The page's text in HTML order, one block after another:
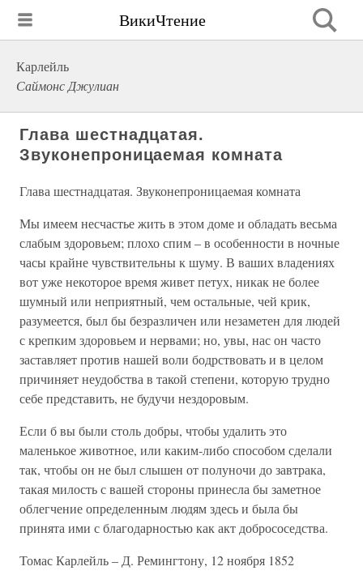
ВикиЧтение
Карлейль
Саймонс Джулиан
Глава шестнадцатая.
Звуконепроницаемая комната
Глава шестнадцатая. Звуконепроницаемая комната
Мы имеем несчастье жить в этом доме и обладать весьма
слабым здоровьем; плохо спим – в особенности в ночные
часы крайне чувствительны к шуму. В ваших владениях
вот уже некоторое время живет петух, никак не более
шумный или неприятный, чем остальные, чей крик,
разумеется, был бы безразличен или незаметен для людей
с крепким здоровьем и нервами; но, увы, нас он часто
заставляет против нашей воли бодрствовать и в целом
причиняет неудобства в такой степени, которую трудно
себе представить, не будучи нездоровым.
Если б вы были столь добры, чтобы удалить это
маленькое животное, или каким-либо способом сделали
так, чтобы он не был слышен от полуночи до завтрака,
такая милость с вашей стороны принесла бы заметное
облегчение определенным людям здесь и была бы
принята ими с благодарностью как акт добрососедства.
Томас Карлейль – Д. Ремингтону, 12 ноября 1852